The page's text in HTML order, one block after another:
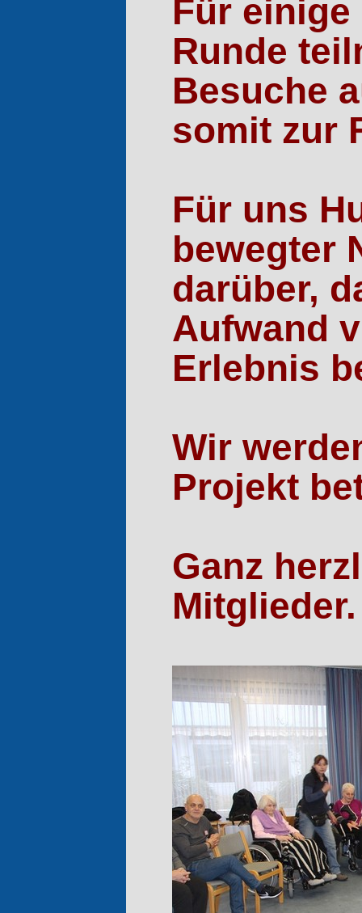
Für
Runde
Besuche
somit zur
Für uns
bewegter
darüber,
Aufwand
Erlebnis
Wir
Projekt
Ganz
Mitglieder.